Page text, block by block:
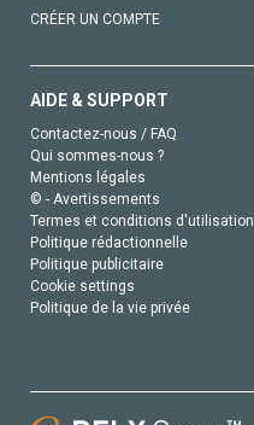
CRÉER UN COMPTE
AIDE & SUPPORT
Contactez-nous / FAQ
Qui sommes-nous ?
Mentions légales
© - Avertissements
Termes et conditions d'utilisation
Politique rédactionnelle
Politique publicitaire
Cookie settings
Politique de la vie privée